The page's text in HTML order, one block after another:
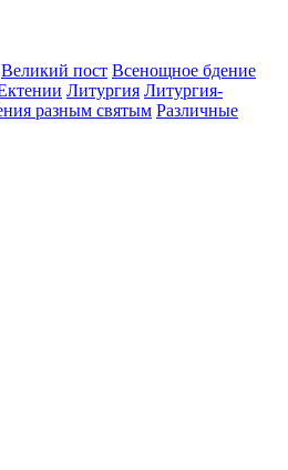
Великий пост Всенощное бдение
Литургия Литургия-
разным святым Различные